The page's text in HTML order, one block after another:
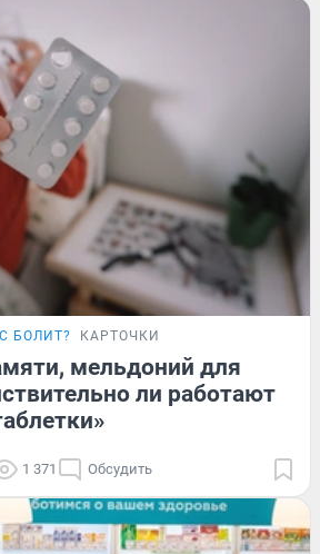
БОЛИТ? КАРТОЧКИ
мельдоний для
ли работают
1 371 Обсудить